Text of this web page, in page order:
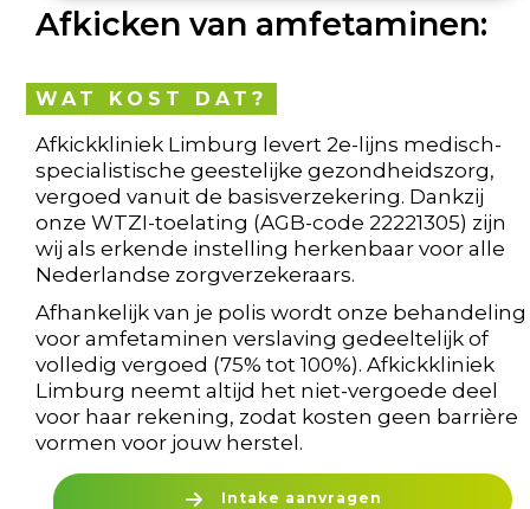
Afkicken van amfetaminen:
WAT KOST DAT?
Afkickkliniek Limburg levert 2e-lijns medisch-
specialistische geestelijke gezondheidszorg,
vergoed vanuit de basisverzekering. Dankzij
onze WTZI-toelating (AGB-code 22221305) zijn
wij als erkende instelling herkenbaar voor alle
Nederlandse zorgverzekeraars.
Afhankelijk van je polis wordt onze behandeling
voor amfetaminen verslaving gedeeltelijk of
volledig vergoed (75% tot 100%). Afkickkliniek
Limburg neemt altijd het niet-vergoede deel
voor haar rekening, zodat kosten geen barrière
vormen voor jouw herstel.
Intake aanvragen